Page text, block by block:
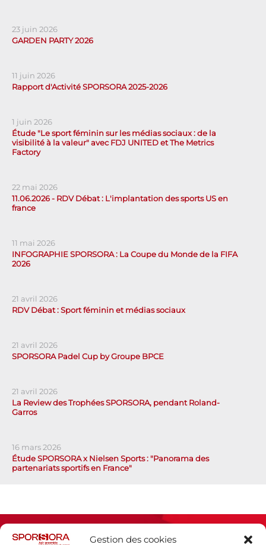
Gestion des cookies
23 juin 2026
GARDEN PARTY 2026
11 juin 2026
Rapport d'Activité SPORSORA 2025-2026
1 juin 2026
Étude "Le sport féminin sur les médias sociaux : de la
visibilité à la valeur" avec FDJ UNITED et The Metrics
Factory
22 mai 2026
11.06.2026 - RDV Débat : L'implantation des sports US en
france
11 mai 2026
INFOGRAPHIE SPORSORA : La Coupe du Monde de la FIFA
2026
21 avril 2026
RDV Débat : Sport féminin et médias sociaux
21 avril 2026
SPORSORA Padel Cup by Groupe BPCE
21 avril 2026
La Review des Trophées SPORSORA, pendant Roland-
Garros
16 mars 2026
Étude SPORSORA x Nielsen Sports : "Panorama des
partenariats sportifs en France"